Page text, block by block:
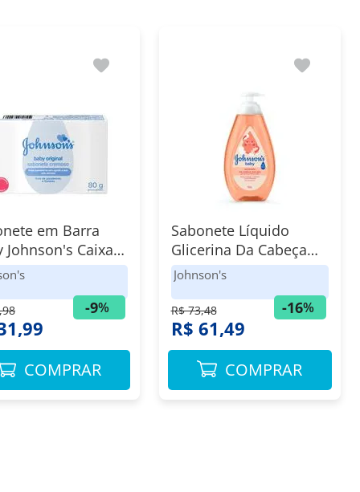
-9%
em Barra
Johnson's Caixa
com 6 Unidades
COMPRAR
-16%
Sabonete Líquido
Glicerina Da Cabeça
aos Pés Johnson's
Baby 750ml
Johnson's
R$ 73,48
R$ 61,49
COMPRAR